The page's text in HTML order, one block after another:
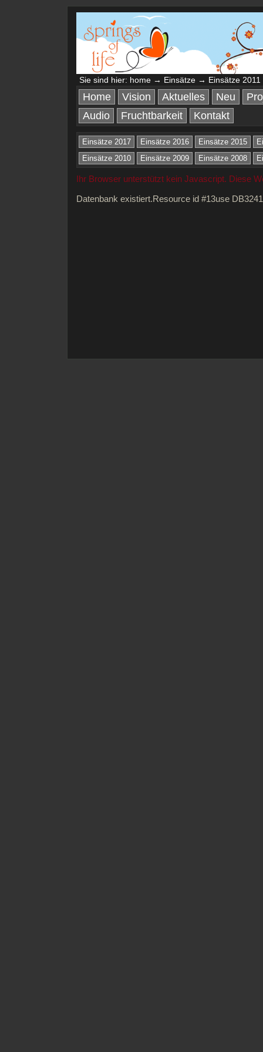
Sie sind hier: home → Einsätze → Einsätze 2011
Home Vision Aktuelles Neu
Audio
Fruchtbarkeit Kontakt
Einsätze 2017 Einsätze 2016 Einsätze 2015
Einsätze 2010
Einsätze 2009 Einsätze 2008
Ihr Browser unterstützt kein Javascript. Diese
Datenbank existiert.Resource id #13use